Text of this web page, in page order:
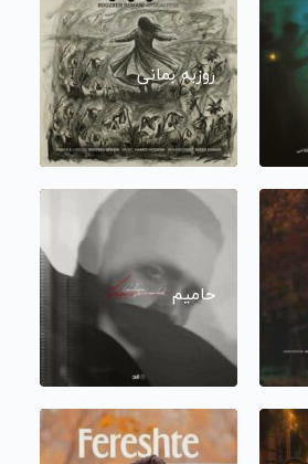
روزبه بمانی
حامیم